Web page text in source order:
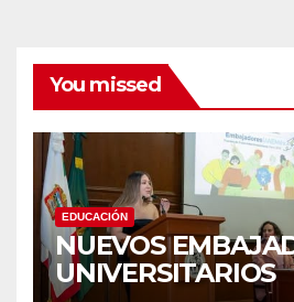
You missed
EDUCACIÓN
NUEVOS
UNIVERSITARIOS